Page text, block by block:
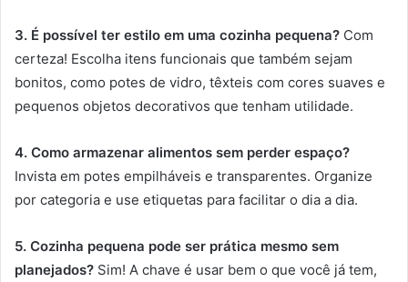
3. É possível ter estilo em uma cozinha pequena? Com
certeza! Escolha itens funcionais que também sejam
bonitos, como potes de vidro, têxteis com cores suaves e
pequenos objetos decorativos que tenham utilidade.
4. Como armazenar alimentos sem perder espaço?
Invista em potes empilháveis e transparentes. Organize
por categoria e use etiquetas para facilitar o dia a dia.
5. Cozinha pequena pode ser prática mesmo sem
planejados? Sim! A chave é usar bem o que você já tem,